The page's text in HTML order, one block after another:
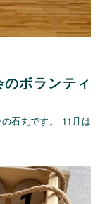
ボランティ
石丸です。 11月は